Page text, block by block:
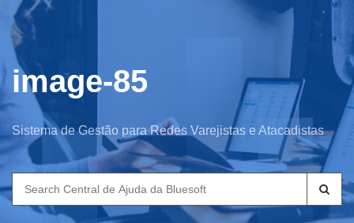
image-85
Sistema de Gestão para Redes Varejistas e Atacadistas
Search
for: